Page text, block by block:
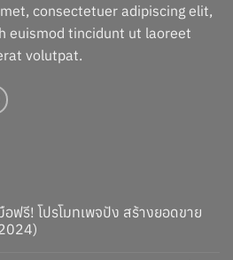
consectetuer adipiscing elit,
euismod tincidunt ut laoreet
volutpat.
ฟรี! โปรโมทเพจปัง สร้างยอดขาย